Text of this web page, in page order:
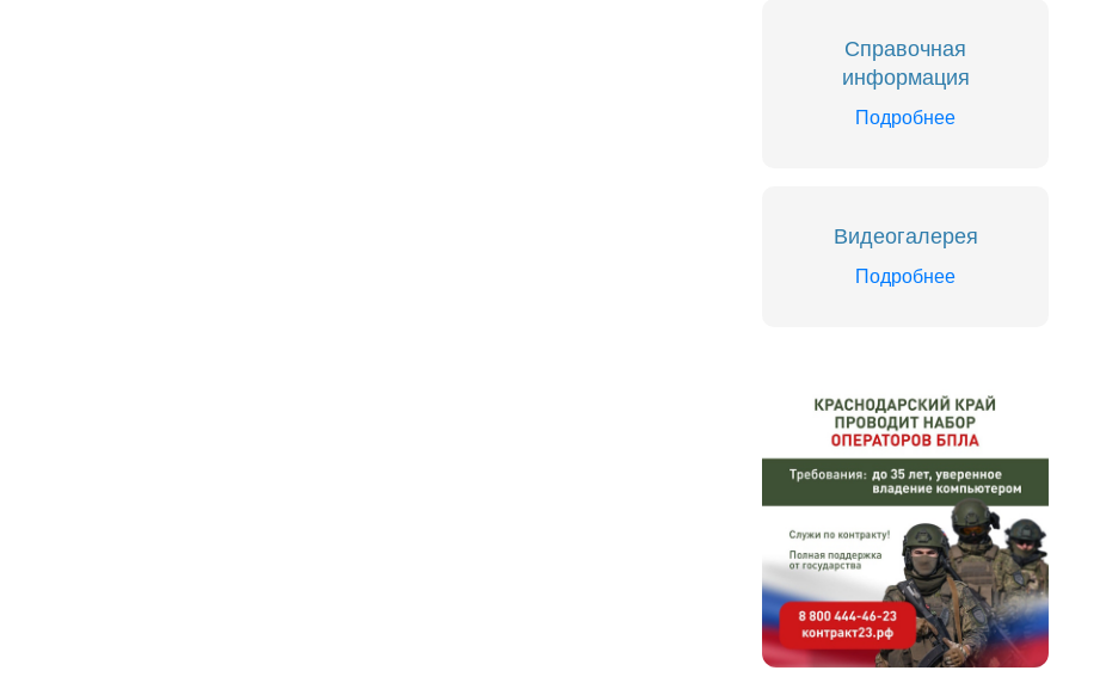
Справочная
информация
Подробнее
Видеогалерея
Подробнее